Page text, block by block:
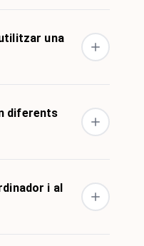
una
diferents
i al